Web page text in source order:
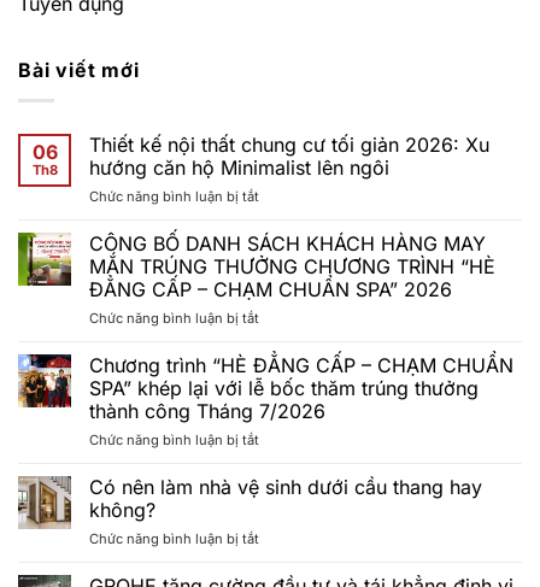
Bài viết mới
06
Th8
Thiết kế nội thất chung cư tối giản 2026: Xu
hướng căn hộ Minimalist lên ngôi
Chức năng bình luận bị tắtở
kế
nội
thất
chung
cư
giản
2026:
Xu
hướng
căn
Minimalist
CÔNG BỐ DANH SÁCH KHÁCH HÀNG MAY
MẮN TRÚNG THƯỞNG CHƯƠNG TRÌNH “HÈ
ĐẲNG CẤP – CHẠM CHUẨN SPA” 2026
Chức năng bình luận bị tắtở
BỐ
DANH
SÁCH
KHÁCH
HÀNG
MẮN
TRÚNG
CHƯƠNG
“HÈ
Chương trình “HÈ ĐẲNG CẤP – CHẠM CHUẨN
SPA” khép lại với lễ bốc thăm trúng thưởng
thành công Tháng 7/2026
Chức năng bình luận bị tắtở
trình
“HÈ
CẤP
CHẠM
Có nên làm nhà vệ sinh dưới cầu thang hay
không?
Chức năng bình luận bị tắtở
nên